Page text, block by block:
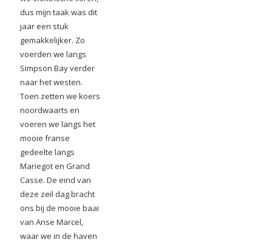
dus mijn taak was dit
jaar een stuk
gemakkelijker. Zo
voerden we langs
Simpson Bay verder
naar het westen.
Toen zetten we koers
noordwaarts en
voeren we langs het
mooie franse
gedeelte langs
Mariegot en Grand
Casse. De eind van
deze zeil dag bracht
ons bij de mooie baai
van Anse Marcel,
waar we in de haven